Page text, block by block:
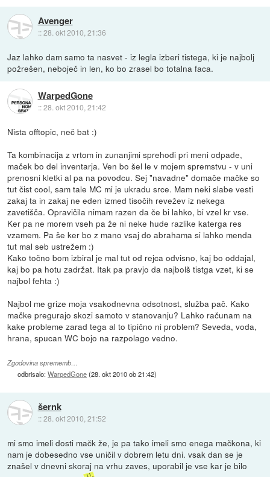
Avenger
::28. okt 2010, 21:36
Jaz lahko dam samo ta nasvet - iz legla izberi tistega, ki je najbolj
požrešen, neboječ in len, ko bo zrasel bo totalna faca.
WarpedGone
::28. okt 2010, 21:42
Nista offtopic, neč bat :)
Ta kombinacija z vrtom in zunanjimi sprehodi pri meni odpade,
maček bo del inventarja. Ven bo šel le v mojem spremstvu - v uni
prenosni kletki al pa na povodcu. Sej "navadne" domače mačke so
tut čist cool, sam tale MC mi je ukradu srce. Mam neki slabe vesti
zakaj ta in zakaj ne eden izmed tisočih revežev iz nekega
zavetišča. Opravičila nimam razen da če bi lahko, bi vzel kr vse.
Ker pa ne morem vseh pa že ni neke hude razlike katerga res
vzamem. Pa še ker bo z mano vsaj do abrahama si lahko menda
tut mal seb ustrežem :)
Kako točno bom izbiral je mal tut od rejca odvisno, kaj bo oddajal,
kaj bo pa hotu zadržat. Itak pa pravjo da najbolš tistga vzet, ki se
najbol fehta :)
Najbol me grize moja vsakodnevna odsotnost, služba pač. Kako
mačke pregurajo skozi samoto v stanovanju? Lahko računam na
kake probleme zarad tega al to tipično ni problem? Seveda, voda,
hrana, spucan WC bojo na razpolago vedno.
Zgodovina sprememb…
odbrisalo:WarpedGone(28. okt 2010 ob 21:42)
šernk
::28. okt 2010, 21:52
mi smo imeli dosti mačk že, je pa tako imeli smo enega mačkona, ki
nam je dobesedno vse uničil v dobrem letu dni. vsak dan se je
znašel v dnevni skoraj na vrhu zaves, uporabil je vse kar je bilo